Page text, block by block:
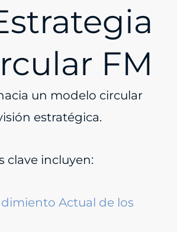
FM
un modelo circular
estratégica.
clave incluyen:
Actual de los